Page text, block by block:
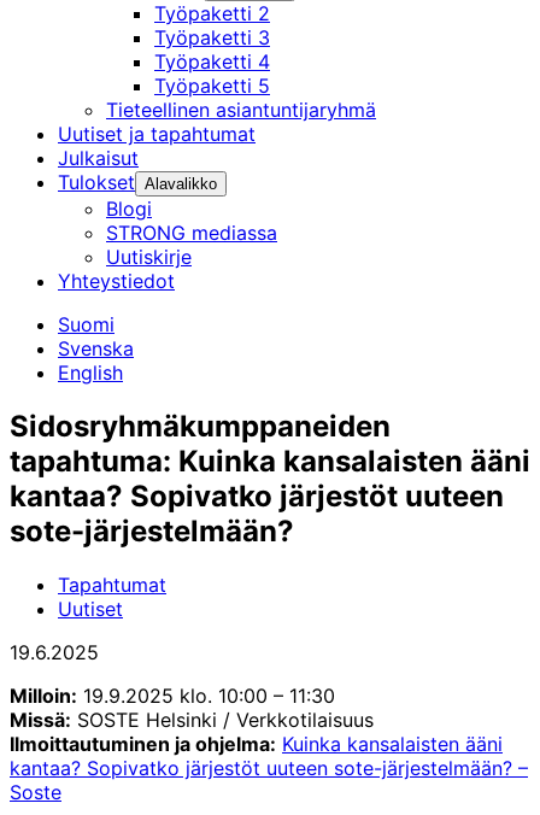
Työpaketti 2
Työpaketti 3
Työpaketti 4
Työpaketti 5
Tieteellinen asiantuntijaryhmä
Uutiset ja tapahtumat
Julkaisut
Tulokset Alavalikko
Blogi
STRONG mediassa
Uutiskirje
Yhteystiedot
Suomi
Svenska
English
Sidosryhmäkumppaneiden
tapahtuma: Kuinka kansalaisten ääni
kantaa? Sopivatko järjestöt uuteen
sote-järjestelmään?
Tapahtumat
Uutiset
19.6.2025
Milloin: 19.9.2025 klo. 10:00 – 11:30
Missä: SOSTE Helsinki / Verkkotilaisuus
Ilmoittautuminen ja ohjelma: Kuinka kansalaisten ääni
kantaa? Sopivatko järjestöt uuteen sote-järjestelmään? –
Soste